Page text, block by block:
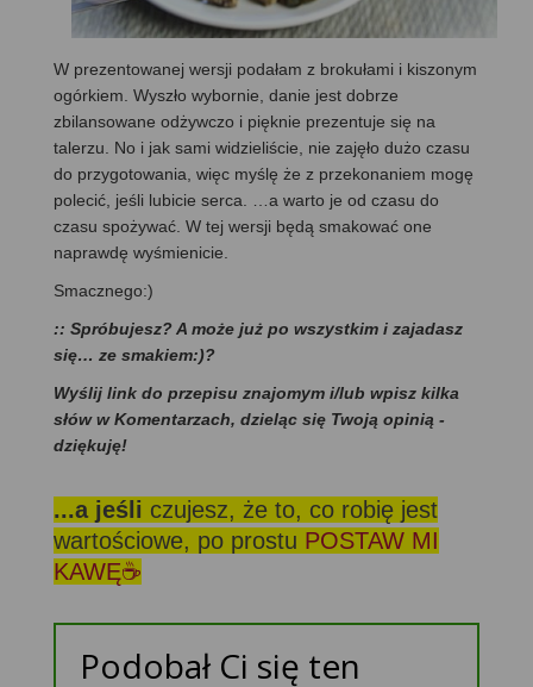
W prezentowanej wersji podałam z brokułami i kiszonym
ogórkiem. Wyszło wybornie, danie jest dobrze
zbilansowane odżywczo i pięknie prezentuje się na
talerzu. No i jak sami widzieliście, nie zajęło dużo czasu
do przygotowania, więc myślę że z przekonaniem mogę
polecić, jeśli lubicie serca. …a warto je od czasu do
czasu spożywać. W tej wersji będą smakować one
naprawdę wyśmienicie.
Smacznego:)
:: Spróbujesz? A może już po wszystkim i zajadasz
się… ze smakiem:)?
Wyślij link do przepisu znajomym i/lub wpisz kilka
słów w Komentarzach, dzieląc się Twoją opinią -
dziękuję!
...a jeśli czujesz, że to, co robię jest
wartościowe, po prostu POSTAW MI
KAWĘ☕
Podobał Ci się ten